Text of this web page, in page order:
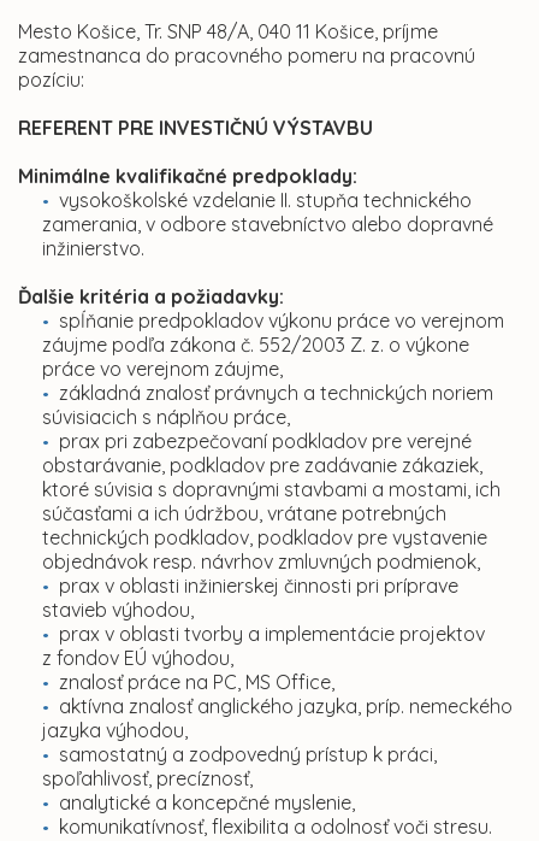
Mesto Košice, Tr. SNP 48/A, 040 11 Košice, príjme
zamestnanca do pracovného pomeru na pracovnú
pozíciu:
REFERENT PRE INVESTIČNÚ VÝSTAVBU
Minimálne kvalifikačné predpoklady:
vysokoškolské vzdelanie II. stupňa technického
zamerania, v odbore stavebníctvo alebo dopravné
inžinierstvo.
Ďalšie kritéria a požiadavky:
spĺňanie predpokladov výkonu práce vo verejnom
záujme podľa zákona č. 552/2003 Z. z. o výkone
práce vo verejnom záujme,
základná znalosť právnych a technických noriem
súvisiacich s náplňou práce,
prax pri zabezpečovaní podkladov pre verejné
obstarávanie, podkladov pre zadávanie zákaziek,
ktoré súvisia s dopravnými stavbami a mostami, ich
súčasťami a ich údržbou, vrátane potrebných
technických podkladov, podkladov pre vystavenie
objednávok resp. návrhov zmluvných podmienok,
prax v oblasti inžinierskej činnosti pri príprave
stavieb výhodou,
prax v oblasti tvorby a implementácie projektov
z fondov EÚ výhodou,
znalosť práce na PC, MS Office,
aktívna znalosť anglického jazyka, príp. nemeckého
jazyka výhodou,
samostatný a zodpovedný prístup k práci,
spoľahlivosť, precíznosť,
analytické a koncepčné myslenie,
komunikatívnosť, flexibilita a odolnosť voči stresu.